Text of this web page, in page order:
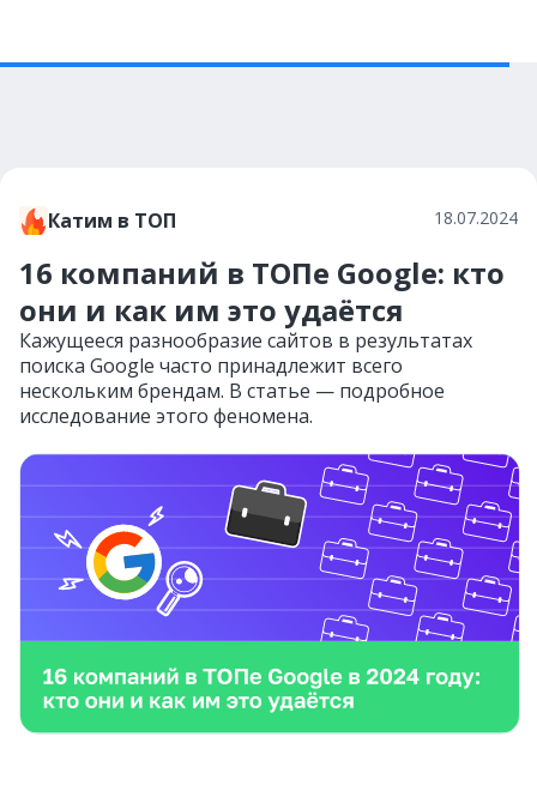
Катим в ТОП 18.07.2024
16 компаний в ТОПе Google: кто
они и как им это удаётся
Кажущееся разнообразие сайтов в результатах
поиска Google часто принадлежит всего
нескольким брендам. В статье — подробное
исследование этого феномена.